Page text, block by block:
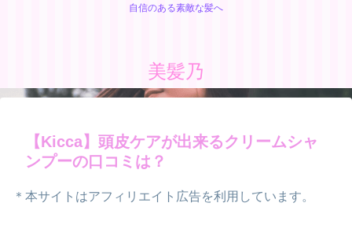
自信のある素敵な髪へ
美髪乃
【Kicca】頭皮ケアが出来るクリームシャ
ンプーの口コミは？
＊本サイトはアフィリエイト広告を利用しています。